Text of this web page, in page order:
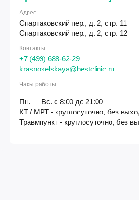
Адрес
Спартаковский пер., д. 2, стр. 11
Спартаковский пер., д. 2, стр. 12
Контакты
+7 (499) 688-62-29
krasnoselskaya@bestclinic.ru
Часы работы
Пн. — Вс. с 8:00 до 21:00
КТ / МРТ - круглосуточно, без
Травмпункт - круглосуточно, без